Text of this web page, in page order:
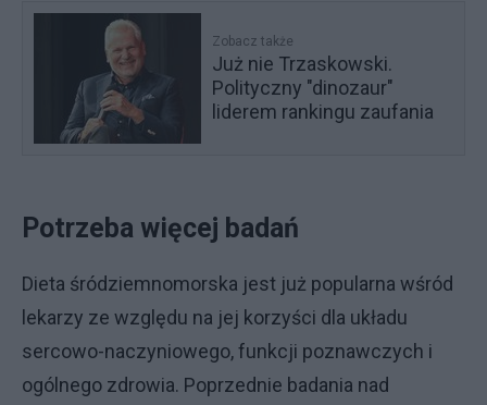
Zobacz także
Już nie Trzaskowski.
Polityczny "dinozaur"
liderem rankingu zaufania
Potrzeba więcej badań
Dieta śródziemnomorska jest już popularna wśród
lekarzy ze względu na jej korzyści dla układu
sercowo-naczyniowego, funkcji poznawczych i
ogólnego zdrowia. Poprzednie badania nad